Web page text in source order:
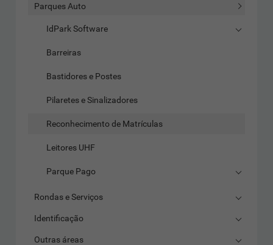
Parques Auto
IdPark Software
Barreiras
Bastidores e Postes
Pilaretes e Sinalizadores
Reconhecimento de Matrículas
Leitores UHF
Parque Pago
Rondas e Serviços
Identificação
Outras áreas